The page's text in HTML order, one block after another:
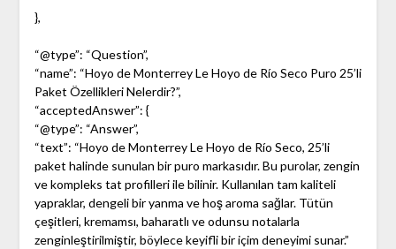
},
“@type”: “Question”,
“name”: “Hoyo de Monterrey Le Hoyo de Río Seco Puro 25’li
Paket Özellikleri Nelerdir?”,
“acceptedAnswer”: {
“@type”: “Answer”,
“text”: “Hoyo de Monterrey Le Hoyo de Río Seco, 25’li
paket halinde sunulan bir puro markasıdır. Bu purolar, zengin
ve kompleks tat profilleri ile bilinir. Kullanılan tam kaliteli
yapraklar, dengeli bir yanma ve hoş aroma sağlar. Tütün
çeşitleri, kremamsı, baharatlı ve odunsu notalarla
zenginleştirilmiştir, böylece keyifli bir içim deneyimi sunar.”